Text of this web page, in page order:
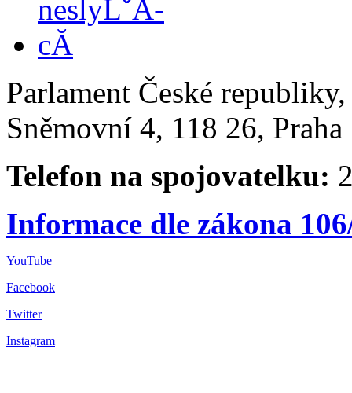
Parlament České
Sněmovní 4, 118 26,
Telefon na spojovatelku:
Informace dle zákona
YouTube
Facebook
Twitter
Instagram